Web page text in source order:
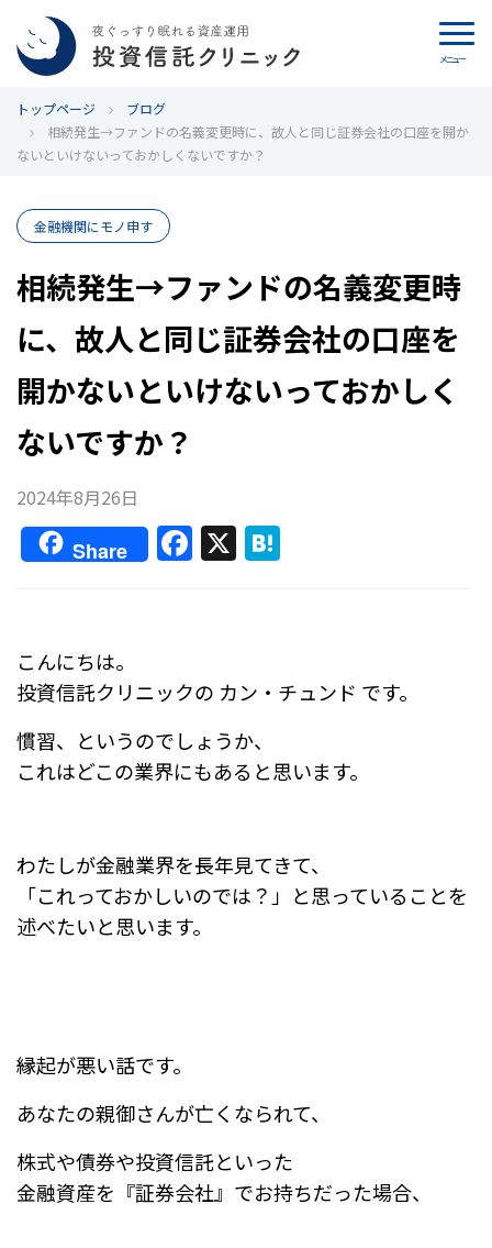
メニュー
カウンセリング
ブログ
代表カン・チュンド
投資信託クリニックとは
インデックス投資の特徴
よくあるご質問
お問い合わせ
トップページ
ブログ
相続発生→ファンドの名義変更時に、故人と同じ証券会社の口座を開か
ないといけないっておかしくないですか？
金融機関にモノ申す
相続発生→ファンドの名義変更時
に、故人と同じ証券会社の口座を
開かないといけないっておかしく
ないですか？
2024年8月26日
Share F
a
b
o
o
k
X
a
こんにちは。
投資信託クリニックの カン・チュンド です。
慣習、というのでしょうか、
これはどこの業界にもあると思います。
わたしが金融業界を長年見てきて、
「これっておかしいのでは？」と思っていることを
述べたいと思います。
縁起が悪い話です。
あなたの親御さんが亡くなられて、
株式や債券や投資信託といった
金融資産を『証券会社』でお持ちだった場合、